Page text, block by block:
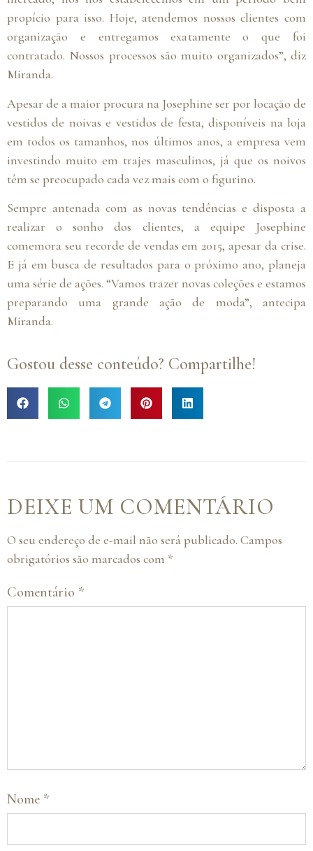
propício para isso. Hoje, atendemos nossos clientes com
organização e entregamos exatamente o que foi
contratado. Nossos processos são muito organizados”, diz
Miranda.
Apesar de a maior procura na Josephine ser por locação de
vestidos de noivas e vestidos de festa, disponíveis na loja
em todos os tamanhos, nos últimos anos, a empresa vem
investindo muito em trajes masculinos, já que os noivos
têm se preocupado cada vez mais com o figurino.
Sempre antenada com as novas tendências e disposta a
realizar o sonho dos clientes, a equipe Josephine
comemora seu recorde de vendas em 2015, apesar da crise.
E já em busca de resultados para o próximo ano, planeja
uma série de ações. “Vamos trazer novas coleções e estamos
preparando uma grande ação de moda”, antecipa
Miranda.
Gostou desse conteúdo? Compartilhe!
DEIXE UM COMENTÁRIO
O seu endereço de e-mail não será publicado. Campos
obrigatórios são marcados com *
Comentário *
Nome *